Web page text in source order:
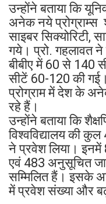
उन्होंने बताया कि
अनेक नये प्रोग्राम्स
साइबर सिक्योरिटी,
गये। प्रो. गहलावत ने
बीबीए में 60 से 140
सीटें 60-120 की
प्रोग्राम में देश के
रहे हैं।
उन्होंने बताया कि
विश्वविद्यालय की कुल
ने प्रवेश लिया। इनमें
एवं 483 अनुसूचित
सम्मिलित हैं। इसके
में प्रवेश संख्या और